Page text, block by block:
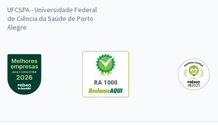
UFCSPA - Universidade Federal
de Ciência da Saúde de Porto
Alegre
RA 1000